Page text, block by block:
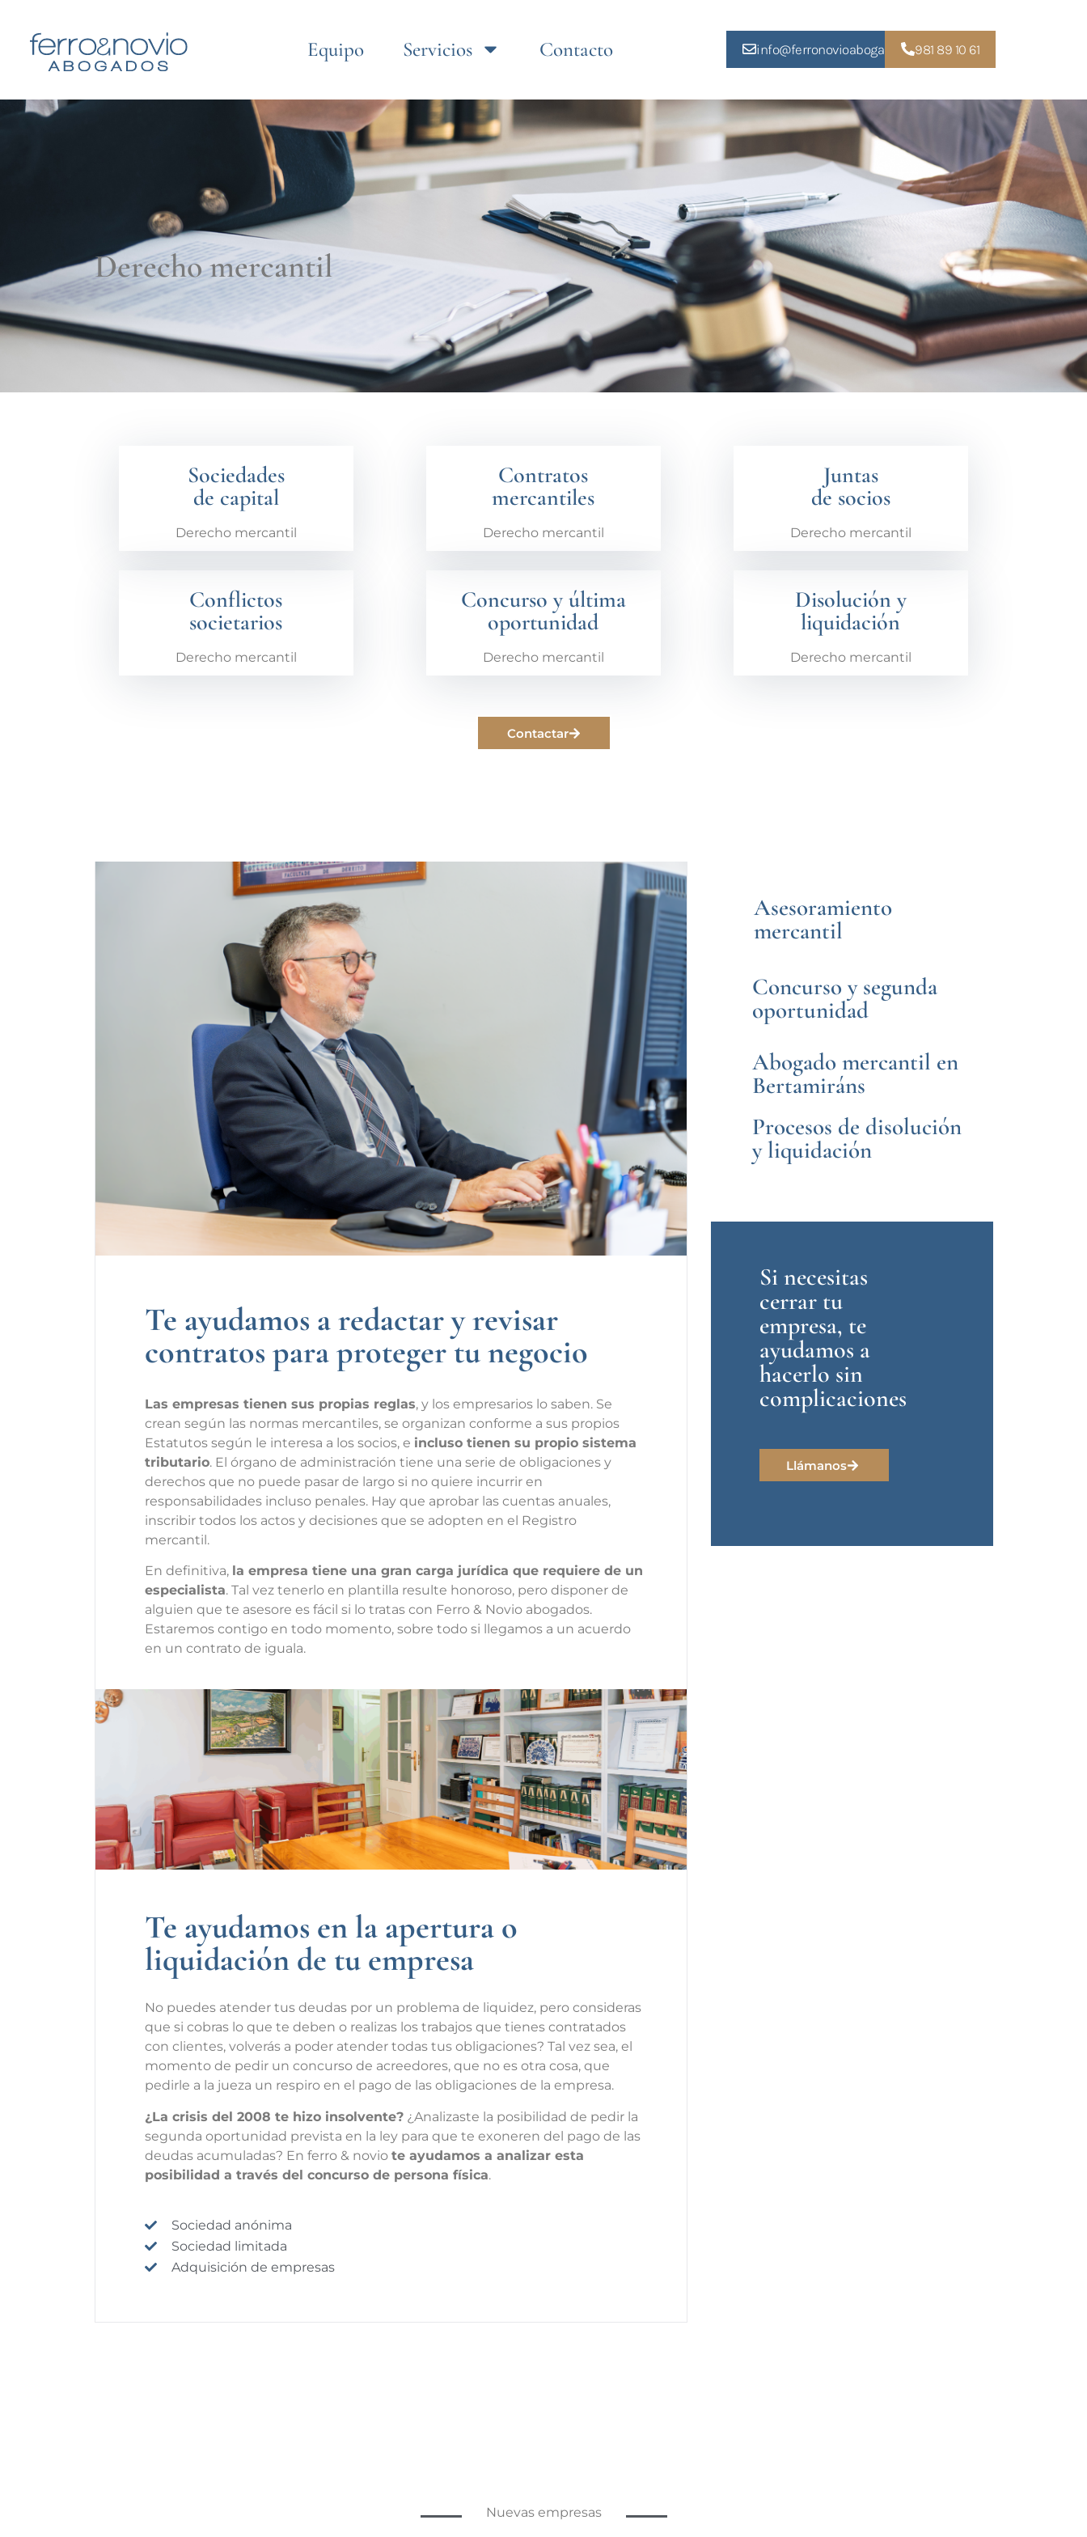
Equipo Servicios Contacto info@ferronovioabogados.com981 89 10 61
Derecho mercantil
Sociedades
de capital
Derecho mercantil
Contratos
mercantiles
Derecho mercantil
Juntas
de socios
Derecho mercantil
Conflictos
societarios
Derecho mercantil
Concurso y última
oportunidad
Derecho mercantil
Disolución y
liquidación
Derecho mercantil
Contactar
Te ayudamos a redactar y revisar
contratos para proteger tu negocio
Las empresas tienen sus propias reglas, y los empresarios lo saben. Se
crean según las normas mercantiles, se organizan conforme a sus propios
Estatutos según le interesa a los socios, e incluso tienen su propio sistema
tributario. El órgano de administración tiene una serie de obligaciones y
derechos que no puede pasar de largo si no quiere incurrir en
responsabilidades incluso penales. Hay que aprobar las cuentas anuales,
inscribir todos los actos y decisiones que se adopten en el Registro
mercantil.
En definitiva, la empresa tiene una gran carga jurídica que requiere de un
especialista. Tal vez tenerlo en plantilla resulte honoroso, pero disponer de
alguien que te asesore es fácil si lo tratas con Ferro & Novio abogados.
Estaremos contigo en todo momento, sobre todo si llegamos a un acuerdo
en un contrato de iguala.
Te ayudamos en la apertura o
liquidación de tu empresa
No puedes atender tus deudas por un problema de liquidez, pero consideras
que si cobras lo que te deben o realizas los trabajos que tienes contratados
con clientes, volverás a poder atender todas tus obligaciones? Tal vez sea, el
momento de pedir un concurso de acreedores, que no es otra cosa, que
pedirle a la jueza un respiro en el pago de las obligaciones de la empresa.
¿La crisis del 2008 te hizo insolvente? ¿Analizaste la posibilidad de pedir la
segunda oportunidad prevista en la ley para que te exoneren del pago de las
deudas acumuladas? En ferro & novio te ayudamos a analizar esta
posibilidad a través del concurso de persona física.
Sociedad anónima
Sociedad limitada
Adquisición de empresas
Asesoramiento
mercantil
Concurso y segunda
oportunidad
Abogado mercantil en
Bertamiráns
Procesos de disolución
y liquidación
Si necesitas
cerrar tu
empresa, te
ayudamos a
hacerlo sin
complicaciones
Llámanos
Nuevas empresas